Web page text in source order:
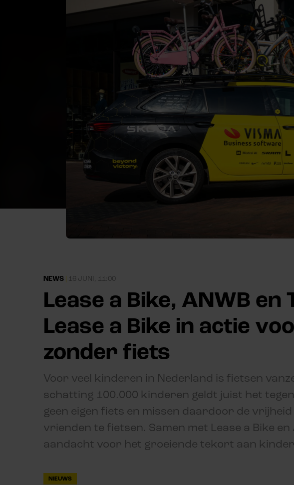
NEWS | 16 JUNI, 11:00
Lease a Bike, ANWB en
Lease a Bike in actie
zonder fiets
Voor veel kinderen in Nederland is fietsen
schatting 100.000 kinderen geldt juist het
geen eigen fiets en missen daardoor de
vrienden te fietsen. Samen met Lease a Bike
aandacht voor het groeiende tekort aan
NIEUWS